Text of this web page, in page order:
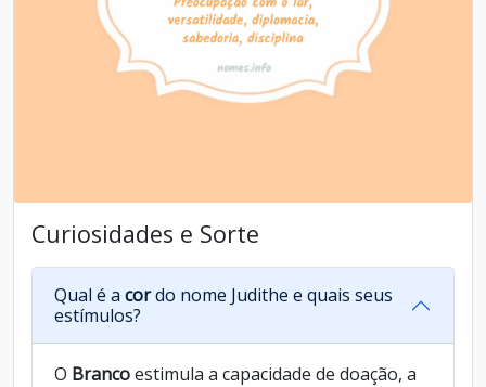
Curiosidades e Sorte
Qual é a cordo nome Judithe e quais seus
estímulos?
O Brancoestimula a capacidade de doação, a